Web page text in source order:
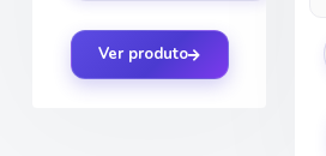
Ver produto